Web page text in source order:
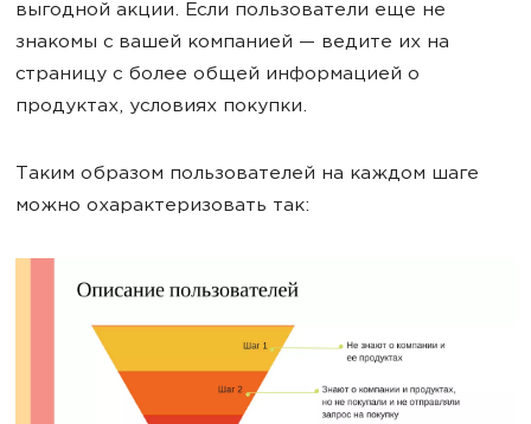
выгодной акции. Если пользователи еще не
знакомы с вашей компанией — ведите их на
страницу с более общей информацией о
продуктах, условиях покупки.
Таким образом пользователей на каждом шаге
можно охарактеризовать так: